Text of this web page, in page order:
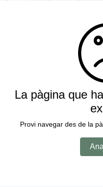
La pàgina que
Provi navegar des de la